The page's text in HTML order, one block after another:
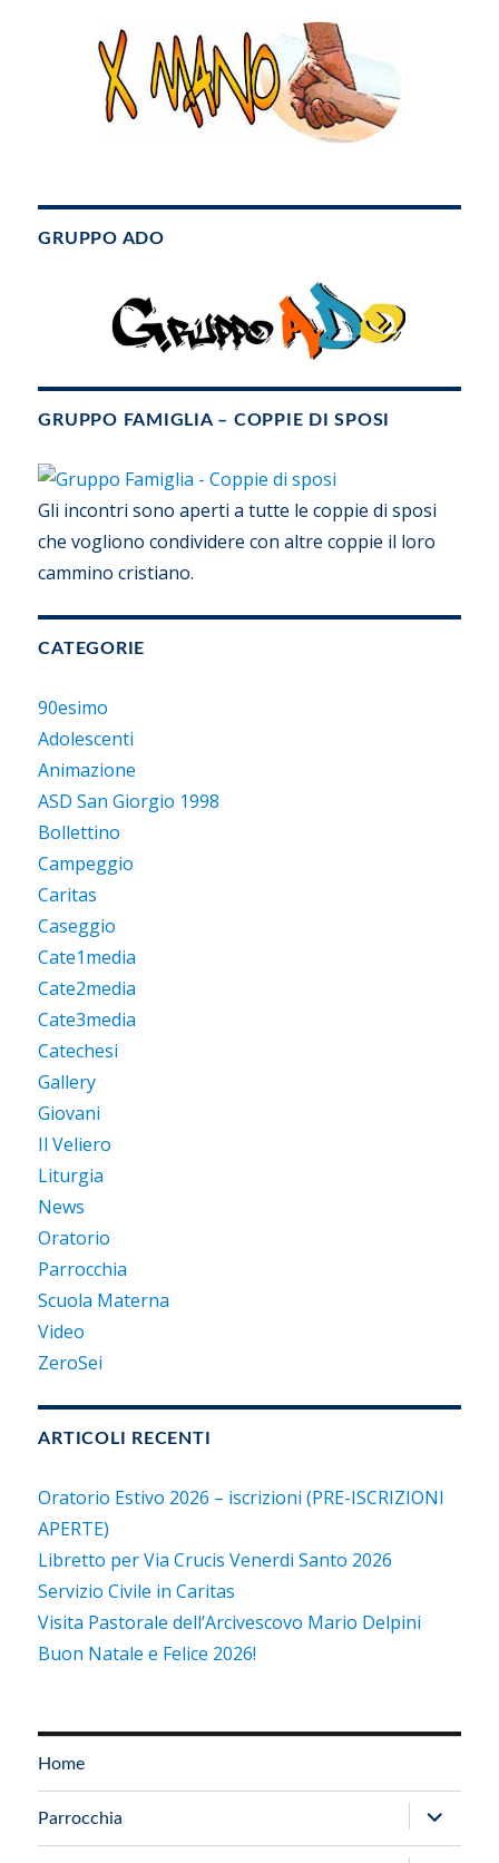
GRUPPO ADO
GRUPPO FAMIGLIA – COPPIE DI SPOSI
Gli incontri sono aperti a tutte le coppie di sposi
che vogliono condividere con altre coppie il loro
cammino cristiano.
CATEGORIE
90esimo
Adolescenti
Animazione
ASD San Giorgio 1998
Bollettino
Campeggio
Caritas
Caseggio
Cate1media
Cate2media
Cate3media
Catechesi
Gallery
Giovani
Il Veliero
Liturgia
News
Oratorio
Parrocchia
Scuola Materna
Video
ZeroSei
ARTICOLI RECENTI
Oratorio Estivo 2026 – iscrizioni (PRE-ISCRIZIONI
APERTE)
Libretto per Via Crucis Venerdi Santo 2026
Servizio Civile in Caritas
Visita Pastorale dell’Arcivescovo Mario Delpini
Buon Natale e Felice 2026!
Home
Parrocchia
apri
i